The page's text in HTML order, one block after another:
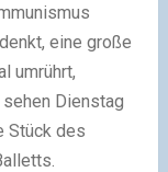
eine große
umrührt,
sehen Dienstag
Stück des